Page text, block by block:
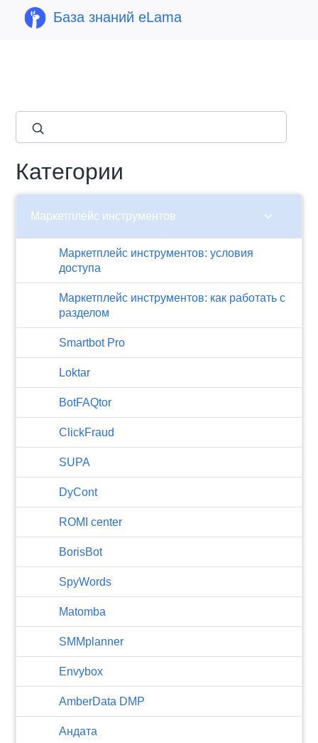
База знаний eLama
Категории
Маркетплейс инструментов chevron_right
Маркетплейс инструментов: условия
доступа
Маркетплейс инструментов: как работать с
разделом
Smartbot Pro
Loktar
BotFAQtor
​ClickFraud
SUPA
DyCont
ROMI center
BorisBot
SpyWords
Matomba
SMMplanner
Envybox
AmberData DMP
Андата